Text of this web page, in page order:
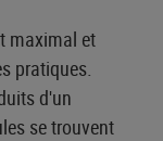
maximal et
pratiques.
d'un
se trouvent